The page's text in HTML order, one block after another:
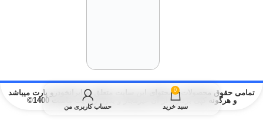
تمامی حقوق محصولات و محتوای این سایت متعلق به ایرانخودرو پارت میباشد
و هرگونه کپی برداری از آن غیرمجاز و بدون رضایت ماست 1400©
0
سبد خرید حساب کاربری من